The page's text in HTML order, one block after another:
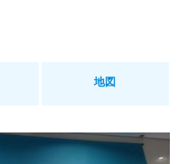
地図